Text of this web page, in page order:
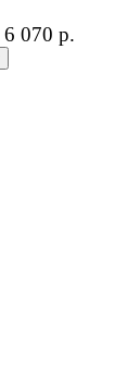
6 070 р.